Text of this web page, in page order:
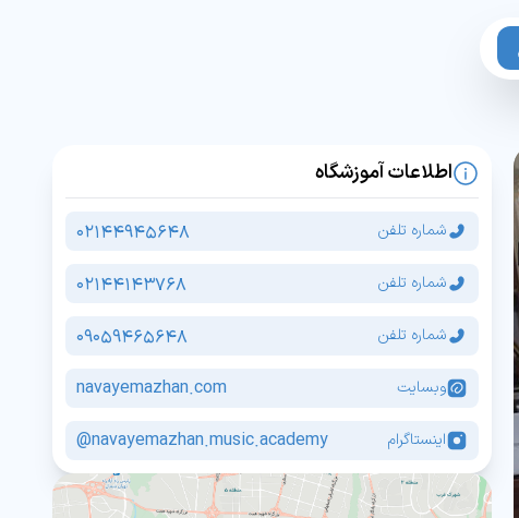
اطلاعات آموزشگاه
شماره تلفن 02144945648
شماره تلفن 02144143768
شماره تلفن 09059465648
وبسایت navayemazhan.com
اینستاگرام navayemazhan.music.academy@